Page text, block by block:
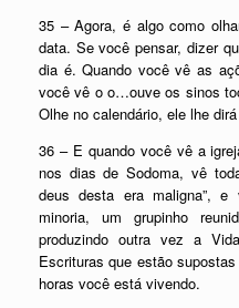
35 – Agora, é algo como
data. Se você pensar, dizer
dia é. Quando você vê as
você vê o o…ouve os sinos
Olhe no calendário, ele lhe
36 – E quando você vê a
nos dias de Sodoma, vê
deus desta era maligna”, e
minoria, um grupinho
produzindo outra vez a
Escrituras que estão
horas você está vivendo.